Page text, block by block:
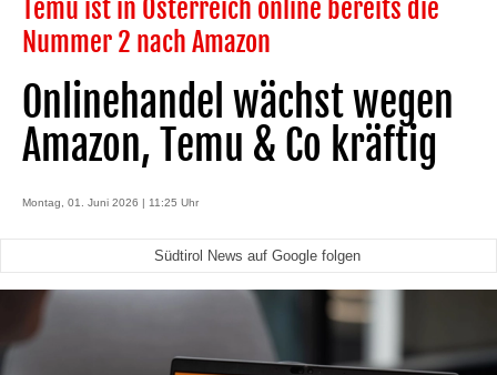
Temu ist in Österreich online bereits die
Nummer 2 nach Amazon
Onlinehandel wächst wegen
Amazon, Temu & Co kräftig
Montag, 01. Juni 2026 | 11:25 Uhr
Südtirol News auf Google folgen